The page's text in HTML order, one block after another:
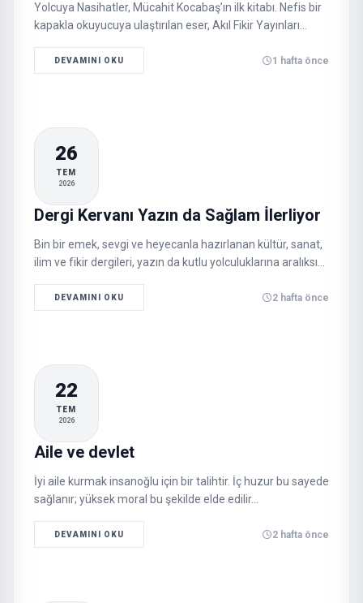
Yolcuya Nasihatler, Mücahit Kocabaş’ın ilk kitabı. Nefis bir
kapakla okuyucuya ulaştırılan eser, Akıl Fikir Yayınları
DEVAMINI OKU 1 hafta önce
26
TEM
2026
Dergi Kervanı Yazın da Sağlam İlerliyor
Bin bir emek, sevgi ve heyecanla hazırlanan kültür, sanat,
ilim ve fikir dergileri, yazın da kutlu yolculuklarına aralıksız
ve dergilerdir…
DEVAMINI OKU 2 hafta önce
22
TEM
2026
Aile ve devlet
İyi aile kurmak insanoğlu için bir talihtir. İç huzur bu sayede
sağlanır; yüksek moral bu şekilde elde edilir…
DEVAMINI OKU 2 hafta önce